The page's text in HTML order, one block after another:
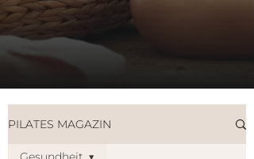
PILATES MAGAZIN